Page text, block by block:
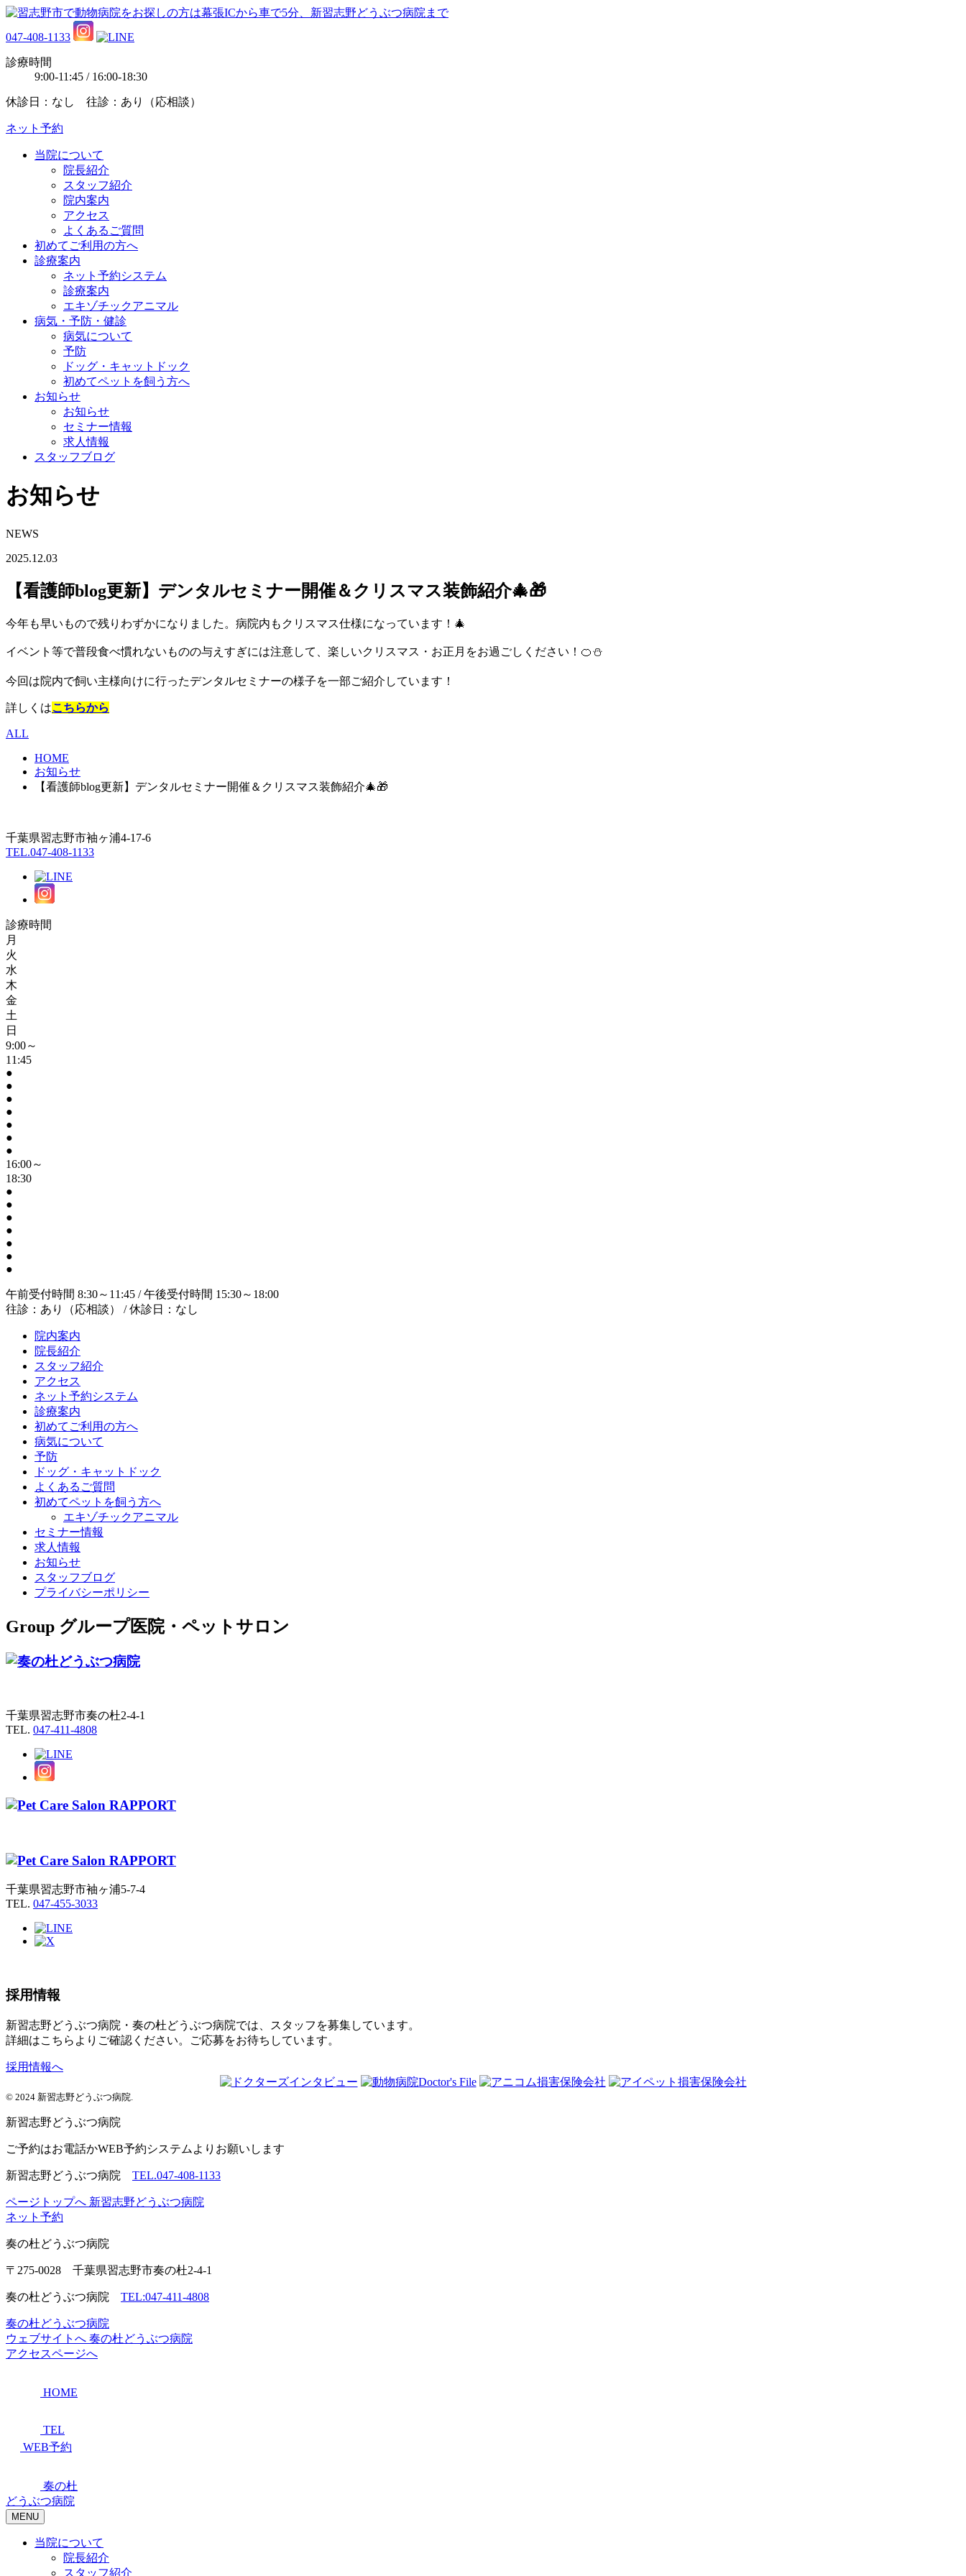
047-408-1133
診療時間
9:00-11:45 / 16:00-18:30
休診日：なし 往診：あり（応相談）
ネット予約
当院について
院長紹介
スタッフ紹介
院内案内
アクセス
よくあるご質問
初めてご利用の方へ
診療案内
ネット予約システム
診療案内
エキゾチックアニマル
病気・予防・健診
病気について
予防
ドッグ・キャットドック
初めてペットを飼う方へ
お知らせ
お知らせ
セミナー情報
求人情報
スタッフブログ
お知らせ
NEWS
2025.12.03
【看護師blog更新】デンタルセミナー開催＆クリスマス装飾紹介🎄🎁
今年も早いもので残りわずかになりました。病院内もクリスマス仕様になっています！🎄
イベント等で普段食べ慣れないものの与えすぎには注意して、楽しいクリスマス・お正月をお過ごしください！🍊⛄
今回は院内で飼い主様向けに行ったデンタルセミナーの様子を一部ご紹介しています！
詳しくはこちらから
ALL
HOME
お知らせ
【看護師blog更新】デンタルセミナー開催＆クリスマス装飾紹介🎄🎁
千葉県習志野市袖ヶ浦4-17-6
TEL.047-408-1133
診療時間
月
火
水
木
金
土
日
9:00～
11:45
●
●
●
●
●
●
●
16:00～
18:30
●
●
●
●
●
●
●
午前受付時間 8:30～11:45 / 午後受付時間 15:30～18:00
往診：あり（応相談） / 休診日：なし
院内案内
院長紹介
スタッフ紹介
アクセス
ネット予約システム
診療案内
初めてご利用の方へ
病気について
予防
ドッグ・キャットドック
よくあるご質問
初めてペットを飼う方へ
エキゾチックアニマル
セミナー情報
求人情報
お知らせ
スタッフブログ
プライバシーポリシー
Group グループ医院・ペットサロン
千葉県習志野市奏の杜2-4-1
TEL. 047-411-4808
千葉県習志野市袖ヶ浦5-7-4
TEL. 047-455-3033
採用情報
新習志野どうぶつ病院・奏の杜どうぶつ病院では、スタッフを募集しています。
詳細はこちらよりご確認ください。ご応募をお待ちしています。
採用情報へ
© 2024 新習志野どうぶつ病院.
新習志野どうぶつ病院
ご予約はお電話かWEB予約システムよりお願いします
新習志野どうぶつ病院 TEL.047-408-1133
ページトップへ 新習志野どうぶつ病院
ネット予約
奏の杜どうぶつ病院
〒275-0028 千葉県習志野市奏の杜2-4-1
奏の杜どうぶつ病院 TEL:047-411-4808
奏の杜どうぶつ病院
ウェブサイトへ 奏の杜どうぶつ病院
アクセスページへ
HOME
TEL
WEB予約
奏の杜
どうぶつ病院
MENU
当院について
院長紹介
スタッフ紹介